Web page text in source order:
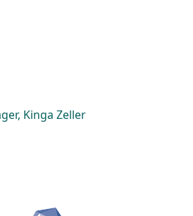
Kinga Zeller